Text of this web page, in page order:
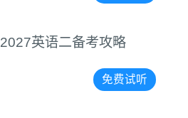
2027英语二备考攻略
免费试听